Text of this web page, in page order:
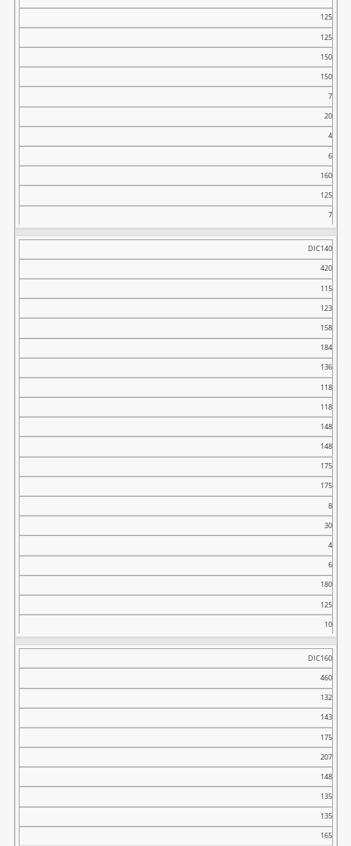
125
125
150
150
7
20
4
6
160
125
7
DIC140
420
115
123
158
184
136
118
118
148
148
175
175
8
30
4
6
180
125
10
DIC160
460
132
143
175
207
148
135
135
165